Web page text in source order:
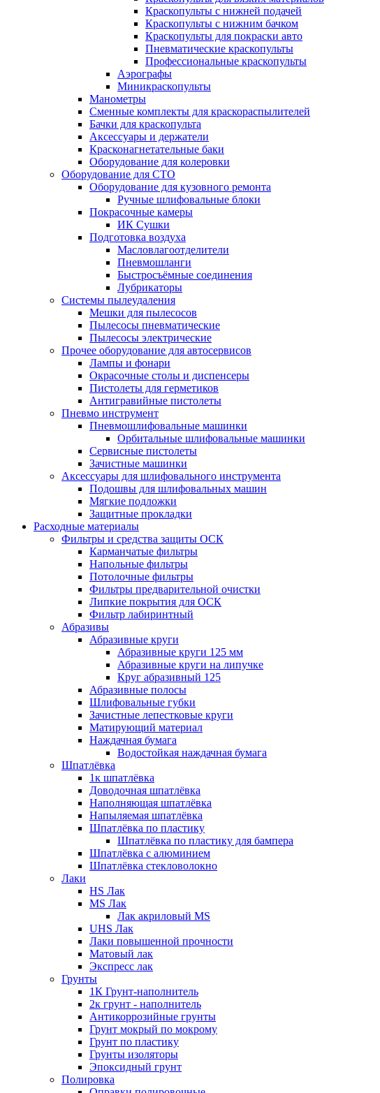
Краскопульты с нижней подачей
Краскопульты с нижним бачком
Краскопульты для покраски авто
Пневматические краскопульты
Профессиональные краскопульты
Аэрографы
Миникраскопульты
Манометры
Сменные комплекты для краскораспылителей
Бачки для краскопульта
Аксессуары и держатели
Красконагнетательные баки
Оборудование для колеровки
Оборудование для СТО
Оборудование для кузовного ремонта
Ручные шлифовальные блоки
Покрасочные камеры
ИК Сушки
Подготовка воздуха
Масловлагоотделители
Пневмошланги
Быстросъёмные соединения
Лубрикаторы
Системы пылеудаления
Мешки для пылесосов
Пылесосы пневматические
Пылесосы электрические
Прочее оборудование для автосервисов
Лампы и фонари
Окрасочные столы и диспенсеры
Пистолеты для герметиков
Антигравийные пистолеты
Пневмо инструмент
Пневмошлифовальные машинки
Орбитальные шлифовальные машинки
Сервисные пистолеты
Зачистные машинки
Аксессуары для шлифовального инструмента
Подошвы для шлифовальных машин
Мягкие подложки
Защитные прокладки
Расходные материалы
Фильтры и средства защиты ОСК
Карманчатые фильтры
Напольные фильтры
Потолочные фильтры
Фильтры предварительной очистки
Липкие покрытия для ОСК
Фильтр лабиринтный
Абразивы
Абразивные круги
Абразивные круги 125 мм
Абразивные круги на липучке
Круг абразивный 125
Абразивные полосы
Шлифовальные губки
Зачистные лепестковые круги
Матирующий материал
Наждачная бумага
Водостойкая наждачная бумага
Шпатлёвка
1к шпатлёвка
Доводочная шпатлёвка
Наполняющая шпатлёвка
Напыляемая шпатлёвка
Шпатлёвка по пластику
Шпатлёвка по пластику для бампера
Шпатлёвка с алюминием
Шпатлёвка стекловолокно
Лаки
HS Лак
MS Лак
Лак акриловый MS
UHS Лак
Лаки повышенной прочности
Матовый лак
Экспресс лак
Грунты
1К Грунт-наполнитель
2к грунт - наполнитель
Антикоррозийные грунты
Грунт мокрый по мокрому
Грунт по пластику
Грунты изоляторы
Эпоксидный грунт
Полировка